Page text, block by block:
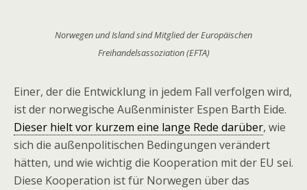
Norwegen und Island sind Mitglied der Europäischen
Freihandelsassoziation (EFTA)
Einer, der die Entwicklung in jedem Fall verfolgen wird,
ist der norwegische Außenminister Espen Barth Eide.
Dieser hielt vor kurzem eine lange Rede darüber, wie
sich die außenpolitischen Bedingungen verändert
hätten, und wie wichtig die Kooperation mit der EU sei.
Diese Kooperation ist für Norwegen über das